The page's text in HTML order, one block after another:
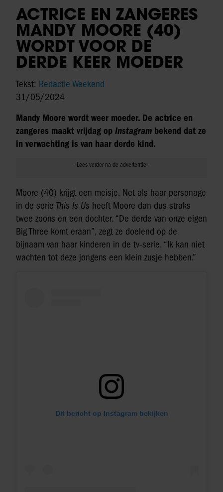
ACTRICE EN ZANGERES
MANDY MOORE (40)
WORDT VOOR DE
DERDE KEER MOEDER
Tekst: Redactie Weekend
31/05/2024
Mandy Moore wordt weer moeder. De actrice en
zangeres maakt vrijdag op Instagram bekend dat ze
in verwachting is van haar derde kind.
Moore (40) krijgt een meisje. Net als haar personage
in de serie This Is Us heeft Moore dan dus straks
twee zoons en een dochter. “De derde van onze eigen
Big Three komt eraan”, zegt ze doelend op de
bijnaam van haar kinderen in de tv-serie. “Ik kan niet
wachten tot deze jongens een klein zusje hebben.”
Dit bericht op Instagram bekijken